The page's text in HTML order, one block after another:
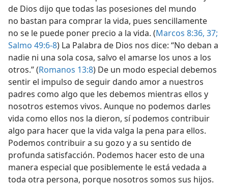
de Dios dijo que todas las posesiones del mundo
no bastan para comprar la vida, pues sencillamente
no se le puede poner precio a la vida. (Marcos 8:36, 37;
Salmo 49:6-8) La Palabra de Dios nos dice: “No deban a
nadie ni una sola cosa, salvo el amarse los unos a los
otros.” (Romanos 13:8) De un modo especial debemos
sentir el impulso de seguir dando amor a nuestros
padres como algo que les debemos mientras ellos y
nosotros estemos vivos. Aunque no podemos darles
vida como ellos nos la dieron, sí podemos contribuir
algo para hacer que la vida valga la pena para ellos.
Podemos contribuir a su gozo y a su sentido de
profunda satisfacción. Podemos hacer esto de una
manera especial que posiblemente le está vedada a
toda otra persona, porque nosotros somos sus hijos.